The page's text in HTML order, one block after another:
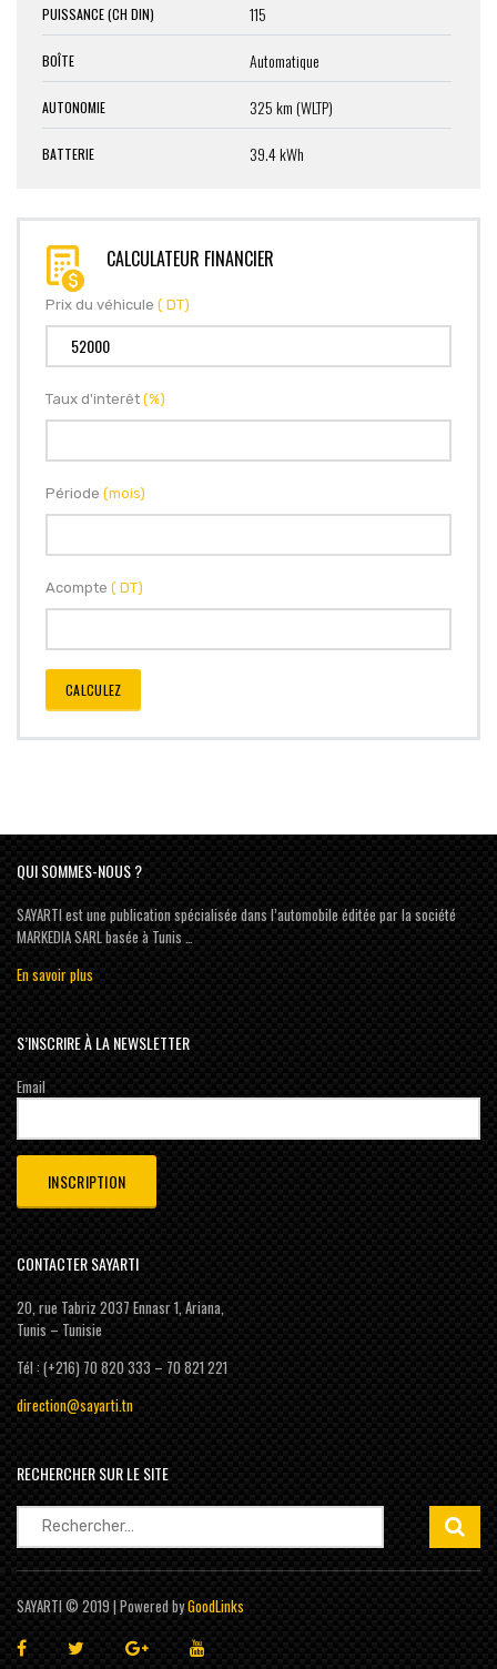
PUISSANCE (CH DIN) 115
BOÎTE Automatique
AUTONOMIE 325 km (WLTP)
BATTERIE 39.4 kWh
CALCULATEUR FINANCIER
Prix du véhicule ( DT)
Taux d'interêt (%)
Période (mois)
Acompte ( DT)
CALCULEZ
QUI SOMMES-NOUS ?
SAYARTI est une publication spécialisée dans l’automobile éditée par la société
MARKEDIA SARL basée à Tunis …
En savoir plus
S’INSCRIRE À LA NEWSLETTER
Email
CONTACTER SAYARTI
20, rue Tabriz 2037 Ennasr 1, Ariana,
Tunis – Tunisie
Tél : (+216) 70 820 333 – 70 821 221
direction@sayarti.tn
RECHERCHER SUR LE SITE
Rechercher :
SAYARTI © 2019 | Powered byGoodLinks